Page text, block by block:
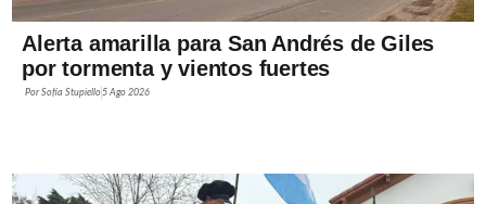
Alerta amarilla para San Andrés de Giles
por tormenta y vientos fuertes
PorSofía Stupiello5 Ago 2026